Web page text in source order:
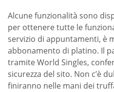
Alcune funzionalità sono
per ottenere tutte le
servizio di appuntamenti, è
abbonamento di platino. Il
tramite World Singles,
sicurezza del sito. Non c’è
finiranno nelle mani dei